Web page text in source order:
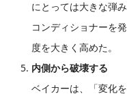
にとっては大きな弾
コンディショナーを
度を大きく高めた。
内側から破壊する
ベイカーは、「変化